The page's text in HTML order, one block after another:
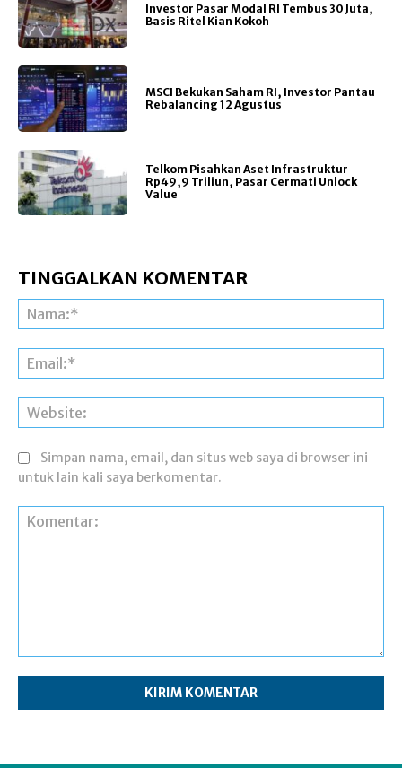
Investor Pasar Modal RI Tembus 30 Juta,
Basis Ritel Kian Kokoh
MSCI Bekukan Saham RI, Investor Pantau
Rebalancing 12 Agustus
Telkom Pisahkan Aset Infrastruktur
Rp49,9 Triliun, Pasar Cermati Unlock
Value
TINGGALKAN KOMENTAR
Simpan nama, email, dan situs web saya di browser ini
untuk lain kali saya berkomentar.